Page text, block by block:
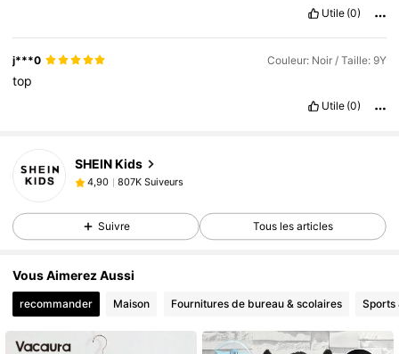
Utile (0)
j***0 Couleur: Noir / Taille: 9Y
top
Utile (0)
SHEIN Kids
4,90
807K Suiveurs
d***8
4,90 807K Suiveurs
4,90
Suivre Tous les articles
Vous Aimerez Aussi
recommander Maison Fournitures de bureau & scolaires Sports